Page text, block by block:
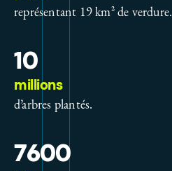
représentant 19 km² de verdure.
10
millions
d’arbres plantés.
7600